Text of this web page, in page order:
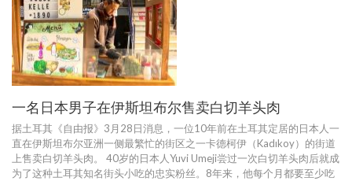
一名日本男子在伊斯坦布尔售卖白切羊头肉
据土耳其《自由报》3月28日消息，一位10年前在土耳其定居的日本人一
直在伊斯坦布尔亚洲一侧最繁忙的街区之一卡德柯伊（Kadıkoy）的街道
上售卖白切羊头肉。 40岁的日本人Yuvi Umeji尝过一次白切羊头肉后就成
为了这种土耳其知名街头小吃的忠实粉丝。8年来，他每个月都要至少吃